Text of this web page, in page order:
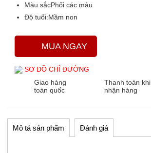
Màu sắcPhối các màu
Độ tuổi:Mầm non
MUA NGAY
SƠ ĐỒ CHỈ ĐƯỜNG
Giao hàng
toàn quốc
Thanh toán khi
nhận hàng
Mô tả sản phẩm Đánh giá